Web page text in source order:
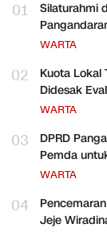
01
Silaturahmi
WARTA
02
Kuota Lokal
Didesak
WARTA
03
DPRD
Pemda
WARTA
04
Jeje